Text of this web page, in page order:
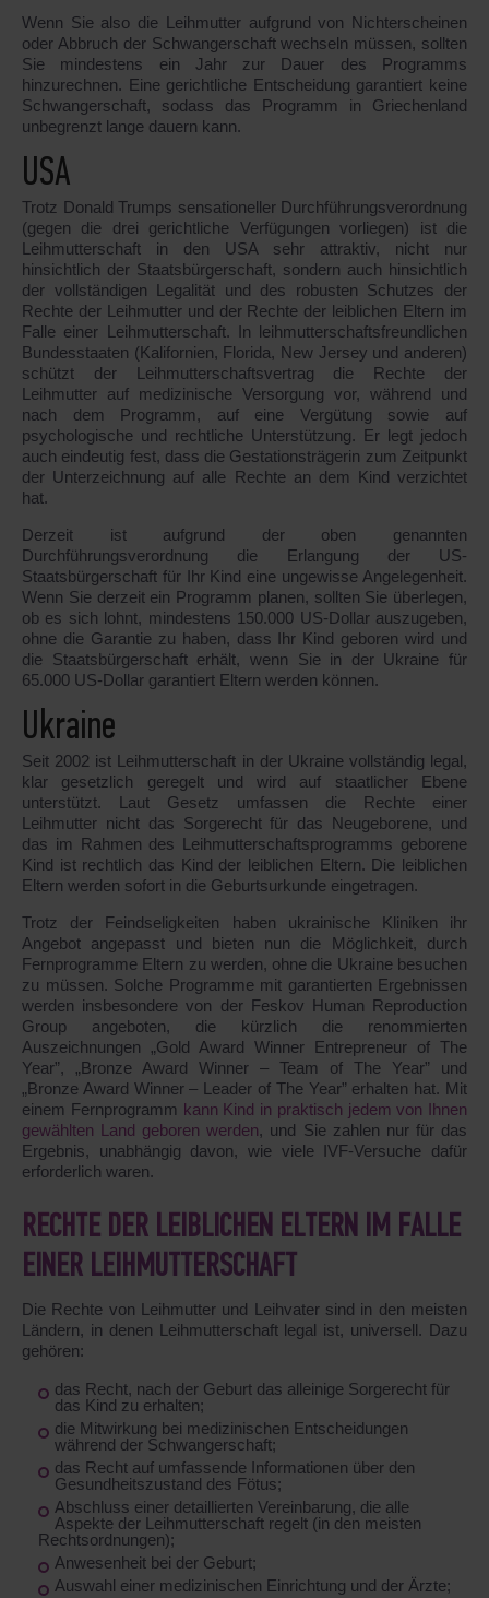
Wenn Sie also die Leihmutter aufgrund von Nichterscheinen
oder Abbruch der Schwangerschaft wechseln müssen, sollten
Sie mindestens ein Jahr zur Dauer des Programms
hinzurechnen. Eine gerichtliche Entscheidung garantiert keine
Schwangerschaft, sodass das Programm in Griechenland
unbegrenzt lange dauern kann.
USA
Trotz Donald Trumps sensationeller Durchführungsverordnung
(gegen die drei gerichtliche Verfügungen vorliegen) ist die
Leihmutterschaft in den USA sehr attraktiv, nicht nur
hinsichtlich der Staatsbürgerschaft, sondern auch hinsichtlich
der vollständigen Legalität und des robusten Schutzes der
Rechte der Leihmutter und der Rechte der leiblichen Eltern im
Falle einer Leihmutterschaft. In leihmutterschaftsfreundlichen
Bundesstaaten (Kalifornien, Florida, New Jersey und anderen)
schützt der Leihmutterschaftsvertrag die Rechte der
Leihmutter auf medizinische Versorgung vor, während und
nach dem Programm, auf eine Vergütung sowie auf
psychologische und rechtliche Unterstützung. Er legt jedoch
auch eindeutig fest, dass die Gestationsträgerin zum Zeitpunkt
der Unterzeichnung auf alle Rechte an dem Kind verzichtet
hat.
Derzeit ist aufgrund der oben genannten
Durchführungsverordnung die Erlangung der US-
Staatsbürgerschaft für Ihr Kind eine ungewisse Angelegenheit.
Wenn Sie derzeit ein Programm planen, sollten Sie überlegen,
ob es sich lohnt, mindestens 150.000 US-Dollar auszugeben,
ohne die Garantie zu haben, dass Ihr Kind geboren wird und
die Staatsbürgerschaft erhält, wenn Sie in der Ukraine für
65.000 US-Dollar garantiert Eltern werden können.
Ukraine
Seit 2002 ist Leihmutterschaft in der Ukraine vollständig legal,
klar gesetzlich geregelt und wird auf staatlicher Ebene
unterstützt. Laut Gesetz umfassen die Rechte einer
Leihmutter nicht das Sorgerecht für das Neugeborene, und
das im Rahmen des Leihmutterschaftsprogramms geborene
Kind ist rechtlich das Kind der leiblichen Eltern. Die leiblichen
Eltern werden sofort in die Geburtsurkunde eingetragen.
Trotz der Feindseligkeiten haben ukrainische Kliniken ihr
Angebot angepasst und bieten nun die Möglichkeit, durch
Fernprogramme Eltern zu werden, ohne die Ukraine besuchen
zu müssen. Solche Programme mit garantierten Ergebnissen
werden insbesondere von der Feskov Human Reproduction
Group angeboten, die kürzlich die renommierten
Auszeichnungen „Gold Award Winner Entrepreneur of The
Year”, „Bronze Award Winner – Team of The Year” und
„Bronze Award Winner – Leader of The Year” erhalten hat. Mit
einem Fernprogramm kann Kind in praktisch jedem von Ihnen
gewählten Land geboren werden, und Sie zahlen nur für das
Ergebnis, unabhängig davon, wie viele IVF-Versuche dafür
erforderlich waren.
RECHTE DER LEIBLICHEN ELTERN IM FALLE
EINER LEIHMUTTERSCHAFT
Die Rechte von Leihmutter und Leihvater sind in den meisten
Ländern, in denen Leihmutterschaft legal ist, universell. Dazu
gehören:
das Recht, nach der Geburt das alleinige Sorgerecht für
das Kind zu erhalten;
die Mitwirkung bei medizinischen Entscheidungen
während der Schwangerschaft;
das Recht auf umfassende Informationen über den
Gesundheitszustand des Fötus;
Abschluss einer detaillierten Vereinbarung, die alle
Aspekte der Leihmutterschaft regelt (in den meisten
Rechtsordnungen);
Anwesenheit bei der Geburt;
Auswahl einer medizinischen Einrichtung und der Ärzte;